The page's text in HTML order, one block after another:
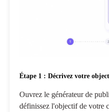
Étape 1 : Décrivez votre
Ouvrez le générateur de
définissez l'objectif de votre